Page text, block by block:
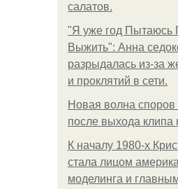
салатов.
"Я уже год Пытаюсь
Выжить": Анна
разрыдалась из-за
и проклятий в сети.
Новая волна споров
после выхода клипа
К началу 1980-х
стала лицом
моделинга и